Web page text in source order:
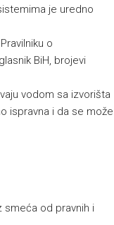
je uredno
o
BiH, brojevi
vodom sa izvorišta
ispravna i da se može
smeća od pravnih i